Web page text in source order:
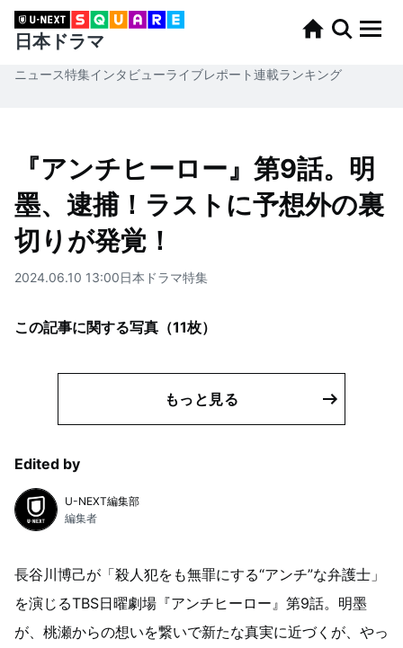
日本ドラマ
ニュース特集インタビューライブレポート連載ランキング
『アンチヒーロー』第9話。明
墨、逮捕！ラストに予想外の裏
切りが発覚！
2024.06.10 13:00日本ドラマ特集
この記事に関する写真（11枚）
もっと見る
Edited by
U-NEXT編集部
編集者
長谷川博己が「殺人犯をも無罪にする“アンチ”な弁護士」
を演じるTBS日曜劇場『アンチヒーロー』第9話。明墨
が、桃瀬からの想いを繋いで新たな真実に近づくが、やっ